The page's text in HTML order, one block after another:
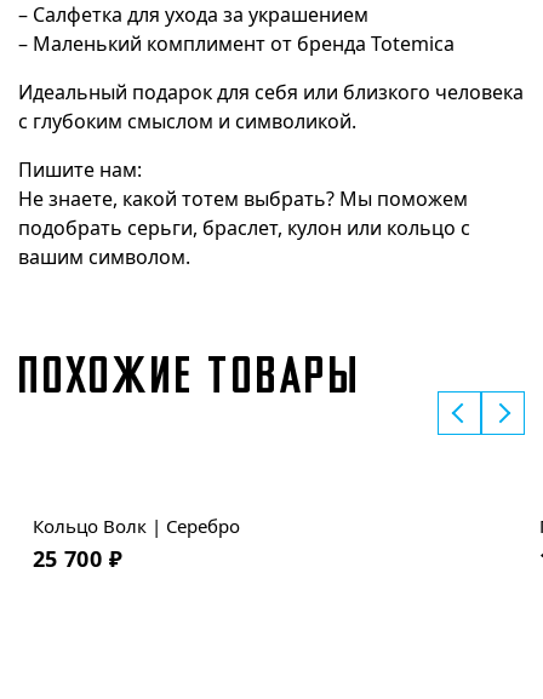
– Салфетка для ухода за украшением
– Маленький комплимент от бренда Totemica
Идеальный подарок для себя или близкого человека
с глубоким смыслом и символикой.
Пишите нам:
Не знаете, какой тотем выбрать? Мы поможем
подобрать серьги, браслет, кулон или кольцо с
вашим символом.
ПОХОЖИЕ ТОВАРЫ
Кольцо Волк | Серебро
25 700 ₽